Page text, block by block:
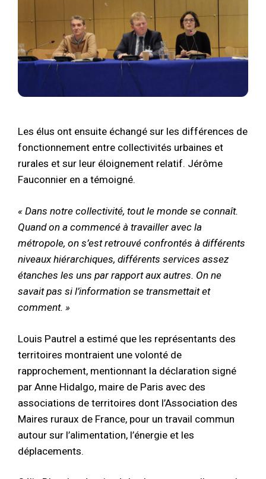
Les élus ont ensuite échangé sur les différences de
fonctionnement entre collectivités urbaines et
rurales et sur leur éloignement relatif. Jérôme
Fauconnier en a témoigné.
« Dans notre collectivité, tout le monde se connaît.
Quand on a commencé à travailler avec la
métropole, on s’est retrouvé confrontés à différents
niveaux hiérarchiques, différents services assez
étanches les uns par rapport aux autres. On ne
savait pas si l’information se transmettait et
comment. »
Louis Pautrel a estimé que les représentants des
territoires montraient une volonté de
rapprochement, mentionnant la déclaration signé
par Anne Hidalgo, maire de Paris avec des
associations de territoires dont l’Association des
Maires ruraux de France, pour un travail commun
autour sur l’alimentation, l’énergie et les
déplacements.